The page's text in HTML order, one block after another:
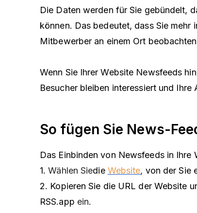
Die Daten werden für Sie gebündelt,
können. Das bedeutet, dass Sie mehr
Mitbewerber an einem Ort
Wenn Sie Ihrer Website Newsfeeds
Besucher bleiben interessiert und Ihre
So fügen Sie News-
Das Einbinden von Newsfeeds in Ihre
1.Wählen Siedie Website, von der Sie
2. Kopieren Sie die URL der Website
RSS.app ein.